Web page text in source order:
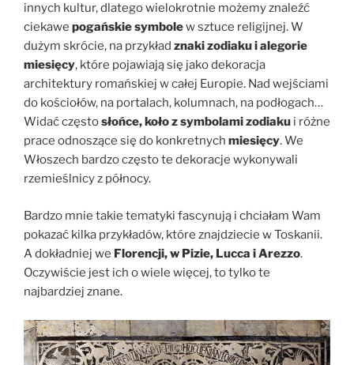
innych kultur,dlatego wielokrotnie możemy znaleźć
ciekawe pogańskie symbolew sztuce religijnej. W
dużym skrócie, na przykład znaki zodiaku i alegorie
miesięcy, które pojawiają się jako dekoracja
architektury romańskiej w całej Europie. Nad wejściami
do kościołów, na portalach, kolumnach, na podłogach…
Widać częstosłońce, koło z symbolami zodiaku i różne
prace odnoszące się do konkretnych miesięcy. We
Włoszech bardzo często te dekoracje wykonywali
rzemieślnicy z północy.
Bardzo mnie takie tematyki fascynują i chciałam Wam
pokazać kilka przykładów, które znajdziecie w Toskanii.
A dokładniej we Florencji, w Pizie, Lucca i Arezzo.
Oczywiście jest ich o wiele więcej, to tylko te
najbardziej znane.